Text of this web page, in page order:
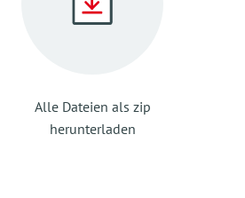
Alle Dateien als zip
herunterladen